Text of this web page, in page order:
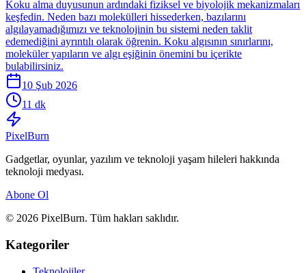
Koku alma duyusunun ardındaki fiziksel ve biyolojik mekanizmaları
keşfedin. Neden bazı molekülleri hissederken, bazılarını
algılayamadığımızı ve teknolojinin bu sistemi neden taklit
edemediğini ayrıntılı olarak öğrenin. Koku algısının sınırlarını,
moleküler yapıların ve algı eşiğinin önemini bu içerikte
bulabilirsiniz.
10 Şub 2026
11 dk
PixelBurn
Gadgetlar, oyunlar, yazılım ve teknoloji yaşam hileleri hakkında
teknoloji medyası.
Abone Ol
© 2026 PixelBurn. Tüm hakları saklıdır.
Kategoriler